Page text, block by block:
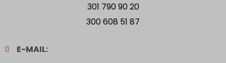
301 790 90 20
300 608 51 87
E-MAIL: